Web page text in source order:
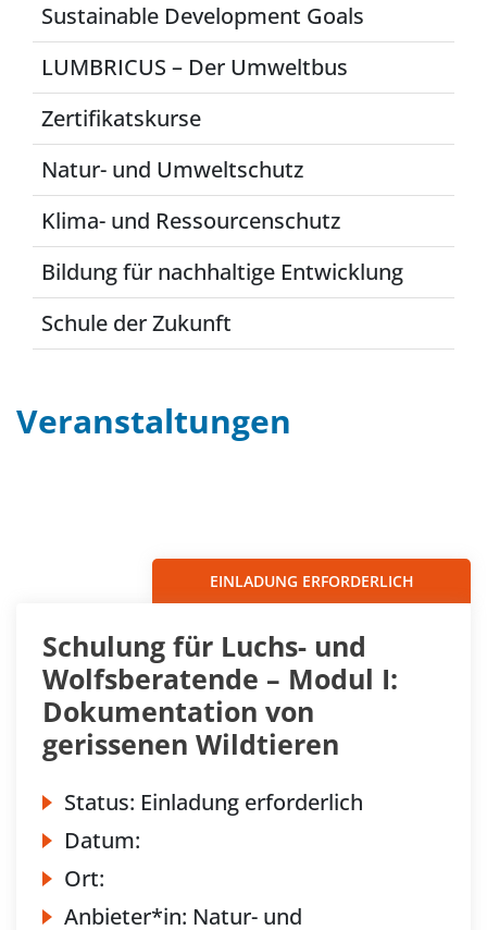
Sustainable Development Goals
LUMBRICUS – Der Umweltbus
Zertifikatskurse
Natur- und Umweltschutz
Klima- und Ressourcenschutz
Bildung für nachhaltige Entwicklung
Schule der Zukunft
Veranstaltungen
EINLADUNG ERFORDERLICH
Schulung für Luchs- und
Wolfsberatende – Modul I:
Dokumentation von
gerissenen Wildtieren
Status: Einladung erforderlich
Datum:
Ort:
Anbieter*in: Natur- und